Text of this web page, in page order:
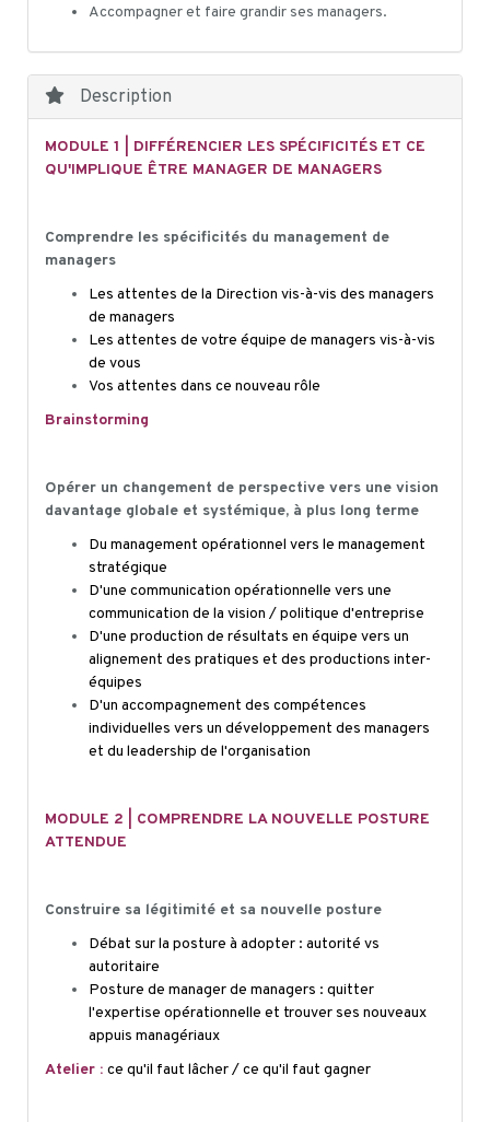
Accompagner et faire grandir ses managers.
Description
MODULE 1 | DIFFÉRENCIER LES SPÉCIFICITÉS ET CE
QU'IMPLIQUE ÊTRE MANAGER DE MANAGERS
Comprendre les spécificités du management de
managers
Les attentes de la Direction vis-à-vis des managers
de managers
Les attentes de votre équipe de managers vis-à-vis
de vous
Vos attentes dans ce nouveau rôle
Brainstorming
Opérer un changement de perspective vers une vision
davantage globale et systémique, à plus long terme
Du management opérationnel vers le management
stratégique
D'une communication opérationnelle vers une
communication de la vision / politique d'entreprise
D'une production de résultats en équipe vers un
alignement des pratiques et des productions inter-
équipes
D'un accompagnement des compétences
individuelles vers un développement des managers
et du leadership de l'organisation
MODULE 2 | COMPRENDRE LA NOUVELLE POSTURE
ATTENDUE
Construire sa légitimité et sa nouvelle posture
Débat sur la posture à adopter : autorité vs
autoritaire
Posture de manager de managers : quitter
l'expertise opérationnelle et trouver ses nouveaux
appuis managériaux
Atelier : ce qu'il faut lâcher / ce qu'il faut gagner